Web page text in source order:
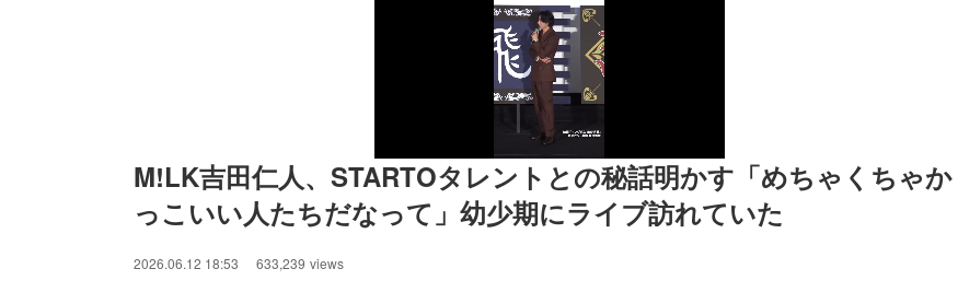
M!LK吉田仁人、STARTOタレントとの秘話明かす「めちゃくちゃか
っこいい人たちだなって」幼少期にライブ訪れていた
2026.06.12 18:53 633,239 views